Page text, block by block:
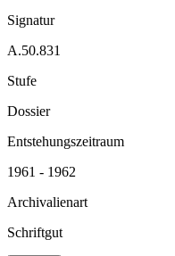
Signatur
A.50.831
Stufe
Dossier
Entstehungszeitraum
1961 - 1962
Archivalienart
Schriftgut